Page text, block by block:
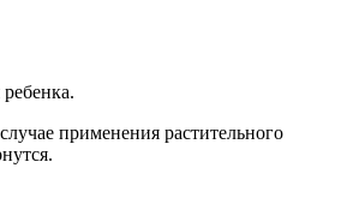
применения растительного